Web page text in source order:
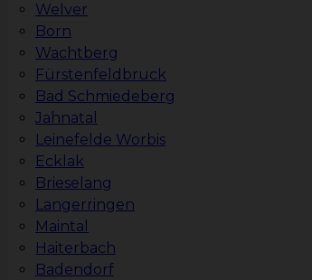
Welver
Born
Wachtberg
Fürstenfeldbruck
Bad Schmiedeberg
Jahnatal
Leinefelde Worbis
Ecklak
Brieselang
Langerringen
Maintal
Haiterbach
Badendorf